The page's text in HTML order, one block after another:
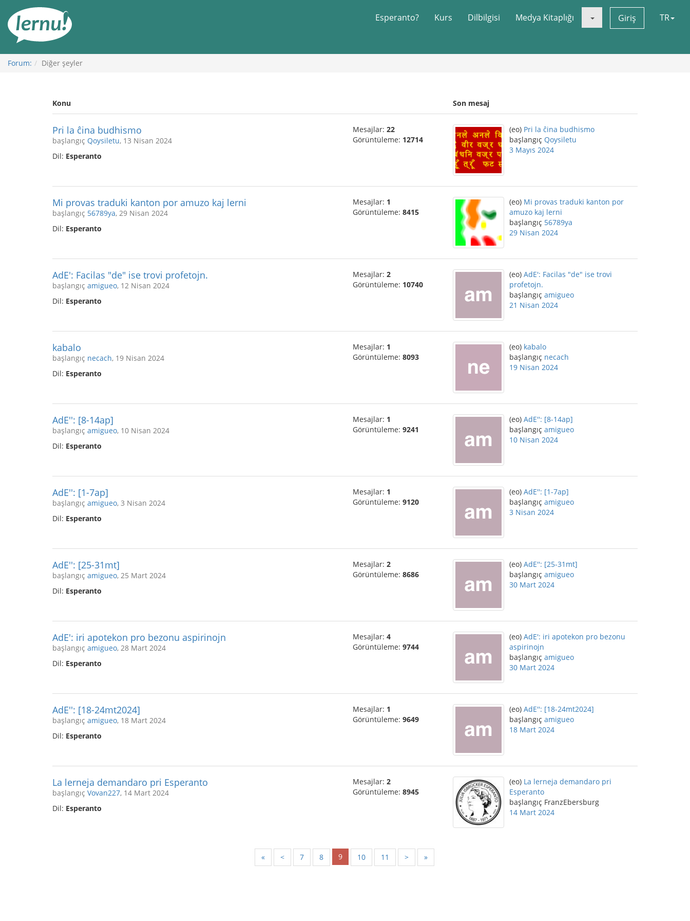
Görüntüleme
Esperanto? Kurs Dilbilgisi Medya Kitaplığı Giriş TR
Forum: Diğer şeyler
Konu Son mesaj
Pri la ĉina budhismo
başlangıç Qoysiletu, 13 Nisan 2024
Dil: Esperanto
Mesajlar: 22
Görüntüleme: 12714
(eo) Pri la ĉina budhismo
başlangıç Qoysiletu
3 Mayıs 2024
Mi provas traduki kanton por amuzo kaj lerni
başlangıç 56789ya, 29 Nisan 2024
Dil: Esperanto
Mesajlar: 1
Görüntüleme: 8415
(eo) Mi provas traduki kanton por
amuzo kaj lerni
başlangıç 56789ya
29 Nisan 2024
AdE': Facilas "de" ise trovi profetojn.
başlangıç amigueo, 12 Nisan 2024
Dil: Esperanto
Mesajlar: 2
Görüntüleme: 10740
(eo) AdE': Facilas "de" ise trovi
profetojn.
başlangıç amigueo
21 Nisan 2024
kabalo
başlangıç necach, 19 Nisan 2024
Dil: Esperanto
Mesajlar: 1
Görüntüleme: 8093
(eo) kabalo
başlangıç necach
19 Nisan 2024
AdE'': [8-14ap]
başlangıç amigueo, 10 Nisan 2024
Dil: Esperanto
Mesajlar: 1
Görüntüleme: 9241
(eo) AdE'': [8-14ap]
başlangıç amigueo
10 Nisan 2024
AdE'': [1-7ap]
başlangıç amigueo, 3 Nisan 2024
Dil: Esperanto
Mesajlar: 1
Görüntüleme: 9120
(eo) AdE'': [1-7ap]
başlangıç amigueo
3 Nisan 2024
AdE'': [25-31mt]
başlangıç amigueo, 25 Mart 2024
Dil: Esperanto
Mesajlar: 2
Görüntüleme: 8686
(eo) AdE'': [25-31mt]
başlangıç amigueo
30 Mart 2024
AdE': iri apotekon pro bezonu aspirinojn
başlangıç amigueo, 28 Mart 2024
Dil: Esperanto
Mesajlar: 4
Görüntüleme: 9744
(eo) AdE': iri apotekon pro bezonu
aspirinojn
başlangıç amigueo
30 Mart 2024
AdE'': [18-24mt2024]
başlangıç amigueo, 18 Mart 2024
Dil: Esperanto
Mesajlar: 1
Görüntüleme: 9649
(eo) AdE'': [18-24mt2024]
başlangıç amigueo
18 Mart 2024
La lerneja demandaro pri Esperanto
başlangıç Vovan227, 14 Mart 2024
Dil: Esperanto
Mesajlar: 2
Görüntüleme: 8945
(eo) La lerneja demandaro pri
Esperanto
başlangıç FranzEbersburg
14 Mart 2024
« < 7 8 9 10 11 > »